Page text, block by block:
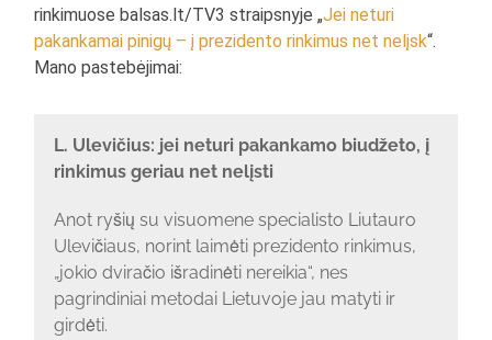
rinkimuose balsas.lt/TV3 straipsnyje „Jei neturi
pakankamai pinigų – į prezidento rinkimus net nelįsk“.
Mano pastebėjimai:
L. Ulevičius: jei neturi pakankamo biudžeto, į
rinkimus geriau net nelįsti
Anot ryšių su visuomene specialisto Liutauro
Ulevičiaus, norint laimėti prezidento rinkimus,
„jokio dviračio išradinėti nereikia“, nes
pagrindiniai metodai Lietuvoje jau matyti ir
girdėti.